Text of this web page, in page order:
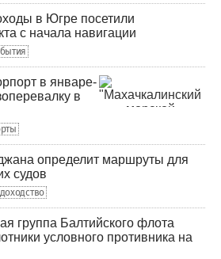
в Югре посетили
с начала навигации
в январе-
в
определит маршруты для
судов
группа Балтийского флота
условного противника на